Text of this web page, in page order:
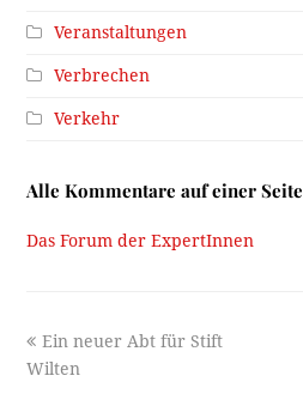
Veranstaltungen
Verbrechen
Verkehr
Alle Kommentare auf einer Seite
Das Forum der ExpertInnen
previous
post:
Ein neuer Abt für Stift
Wilten